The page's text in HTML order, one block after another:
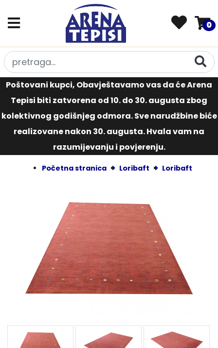
0
Poštovani kupci, Obavještavamo vas da će Arena
Tepisi biti zatvorena od 10. do 30. augusta zbog
kolektivnog godišnjeg odmora. Sve narudžbine biće
realizovane nakon 30. augusta. Hvala vam na
razumijevanju i povjerenju.
Početna stranica Loribaft Loribaft